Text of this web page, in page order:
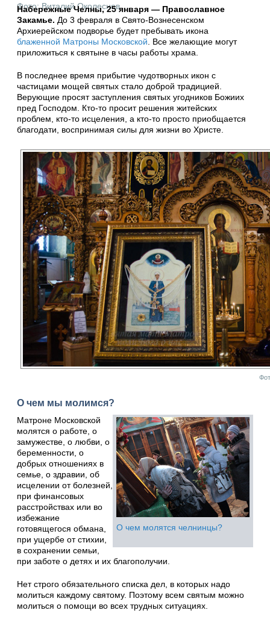
Фото: Виталий Околеснов
Набережные Челны, 25 января — Православное
Закамье. До 3 февраля в Свято-Вознесенском
Архиерейском подворье будет пребывать икона
блаженной Матроны Московской . Все желающие могут
приложиться к святыне в часы работы храма.
В последнее время прибытие чудотворных икон с
частицами мощей святых стало доброй традицией.
Верующие просят заступления святых угодников Божиих
пред Господом. Кто-то просит решения житейских
проблем, кто-то исцеления, а кто-то просто приобщается
благодати, воспринимая силы для жизни во Христе.
О чем мы молимся?
О чем молятся челнинцы?
Матроне Московской
молятся о работе, о
замужестве, о любви, о
беременности, о
добрых отношениях в
семье, о здравии, об
исцелении от болезней,
при финансовых
расстройствах или во
избежание
готовящегося обмана,
при ущербе от стихии,
в сохранении семьи,
при заботе о детях и их благополучии.
Нет строго обязательного списка дел, в которых надо
молиться каждому святому. Поэтому всем святым можно
молиться о помощи во всех трудных ситуациях.